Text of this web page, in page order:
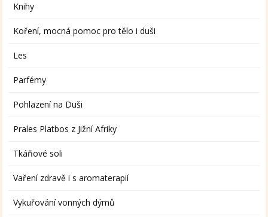
Knihy
Koření, mocná pomoc pro tělo i duši
Les
Parfémy
Pohlazení na Duši
Prales Platbos z Jižní Afriky
Tkáňové soli
Vaření zdravě i s aromaterapií
Vykuřování vonných dýmů